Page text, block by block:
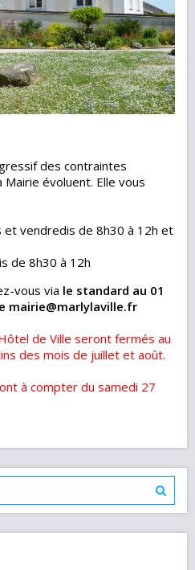
des contraintes
évoluent. Elle vous
et vendredis de 8h30 à 12h et
de 8h30 à 12h
vous via le standard au 01
mairie@marlylaville.fr
de Ville seront fermés au
des mois de juillet et août.
à compter du samedi 27